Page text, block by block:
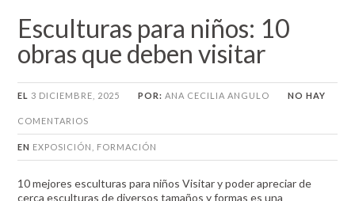
Esculturas para niños: 10
obras que deben visitar
EL 3 DICIEMBRE, 2025 POR: ANA CECILIA ANGULO NO HAY
COMENTARIOS
EN EXPOSICIÓN FORMACIÓN
10 mejores esculturas para niños Visitar y poder apreciar de
cerca esculturas de diversos tamaños y formas es una